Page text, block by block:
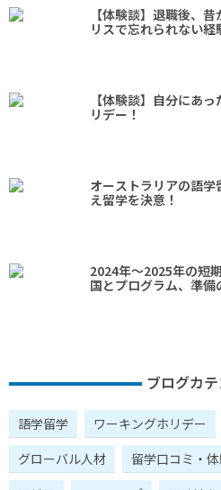
【体験談】退職後、
リスで忘れられない経
【体験談】自分にあ
リデー！
オーストラリアの語
え留学を決意！
2024年～2025年の短
国とプログラム、準備
ブログカテ
語学留学 ワーキングホリデー
グローバル人材
留学口コミ・